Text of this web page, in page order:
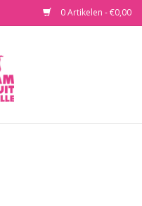
0 Artikelen - €0,00